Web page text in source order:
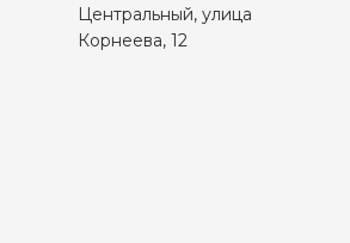
Центральный, улица
Корнеева, 12